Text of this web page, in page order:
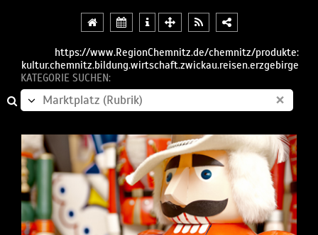
https://www.RegionChemnitz.de/chemnitz/produkte:
kultur.chemnitz.bildung.wirtschaft.zwickau.reisen.erzgebirge
KATEGORIE SUCHEN:
×